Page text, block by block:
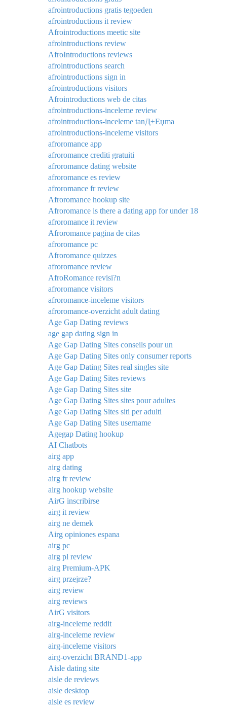
afrointroductions gratis tegoeden
afrointroductions it review
Afrointroductions meetic site
afrointroductions review
AfroIntroductions reviews
afrointroductions search
afrointroductions sign in
afrointroductions visitors
Afrointroductions web de citas
afrointroductions-inceleme review
afrointroductions-inceleme tanД±Еџma
afrointroductions-inceleme visitors
afroromance app
afroromance crediti gratuiti
afroromance dating website
afroromance es review
afroromance fr review
Afroromance hookup site
Afroromance is there a dating app for under 18
afroromance it review
Afroromance pagina de citas
afroromance pc
Afroromance quizzes
afroromance review
AfroRomance revisi?n
afroromance visitors
afroromance-inceleme visitors
afroromance-overzicht adult dating
Age Gap Dating reviews
age gap dating sign in
Age Gap Dating Sites conseils pour un
Age Gap Dating Sites only consumer reports
Age Gap Dating Sites real singles site
Age Gap Dating Sites reviews
Age Gap Dating Sites site
Age Gap Dating Sites sites pour adultes
Age Gap Dating Sites siti per adulti
Age Gap Dating Sites username
Agegap Dating hookup
AI Chatbots
airg app
airg dating
airg fr review
airg hookup website
AirG inscribirse
airg it review
airg ne demek
Airg opiniones espana
airg pc
airg pl review
airg Premium-APK
airg przejrze?
airg review
airg reviews
AirG visitors
airg-inceleme reddit
airg-inceleme review
airg-inceleme visitors
airg-overzicht BRAND1-app
Aisle dating site
aisle de reviews
aisle desktop
aisle es review